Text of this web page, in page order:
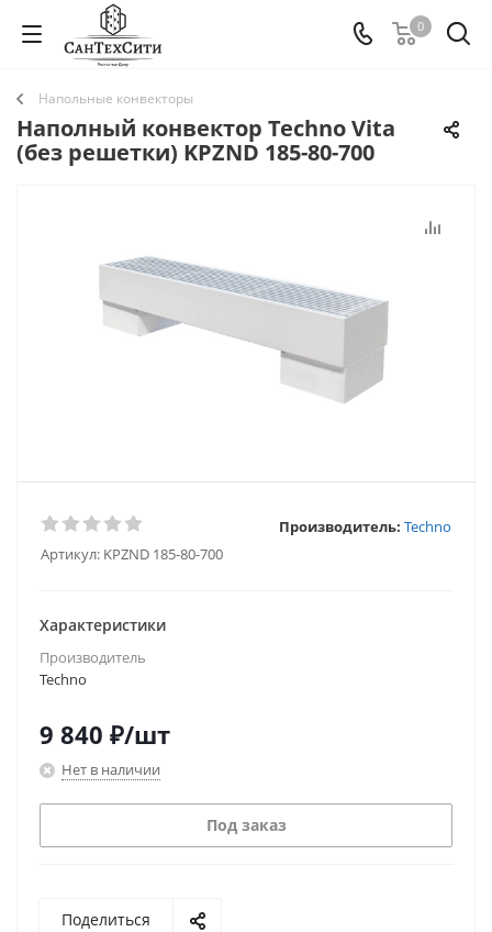
0
Напольные конвекторы
Наполный конвектор Techno Vita
(без решетки) KPZND 185-80-700
Артикул: KPZND 185-80-700
Производитель: Techno
Характеристики
Производитель
Techno
9 840 ₽/шт
Нет в наличии
Под заказ
Поделиться